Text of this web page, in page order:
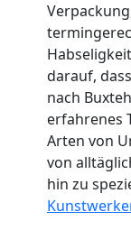
darauf,
nach
erfahrenes
Arten von
von
hin zu